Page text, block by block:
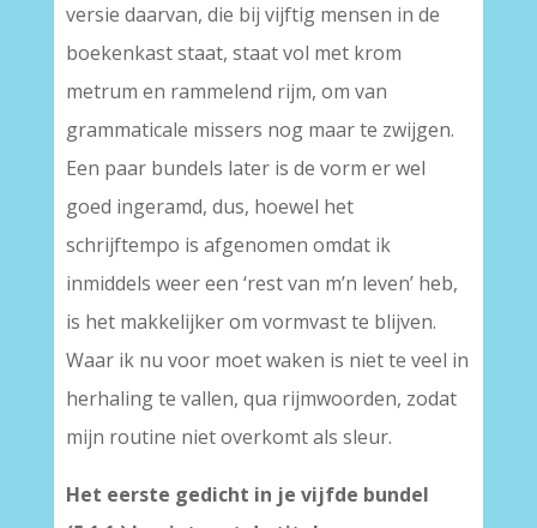
versie daarvan, die bij vijftig mensen in de
boekenkast staat, staat vol met krom
metrum en rammelend rijm, om van
grammaticale missers nog maar te zwijgen.
Een paar bundels later is de vorm er wel
goed ingeramd, dus, hoewel het
schrijftempo is afgenomen omdat ik
inmiddels weer een ‘rest van m’n leven’ heb,
is het makkelijker om vormvast te blijven.
Waar ik nu voor moet waken is niet te veel in
herhaling te vallen, qua rijmwoorden, zodat
mijn routine niet overkomt als sleur.
Het eerste gedicht in je vijfde bundel